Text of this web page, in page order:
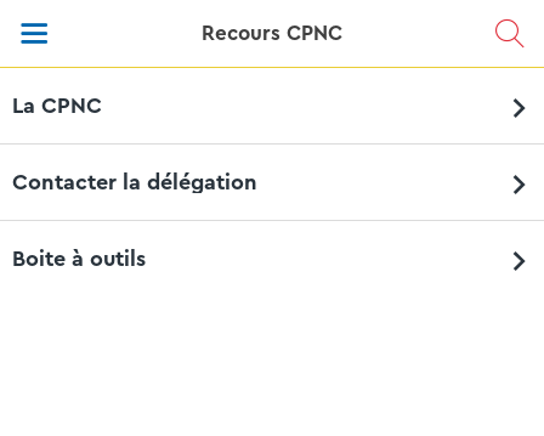
Recours CPNC
La CPNC
Contacter la délégation
Boite à outils